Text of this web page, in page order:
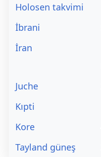
Holosen takvimi
İbrani
İran
Juche
Kıpti
Kore
Tayland güneş